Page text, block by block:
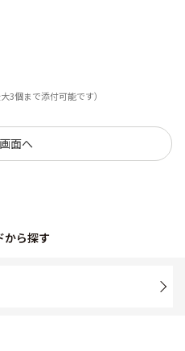
3個まで添付可能です）
から探す